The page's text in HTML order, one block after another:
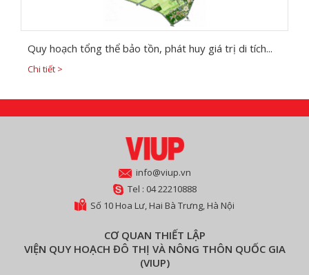
Quy hoạch tổng thể bảo tồn, phát huy giá trị di tích...
Chi tiết >
info@viup.vn
Tel : 04 22210888
Số 10 Hoa Lư, Hai Bà Trưng, Hà Nội
CƠ QUAN THIẾT LẬP
VIỆN QUY HOẠCH ĐÔ THỊ VÀ NÔNG THÔN QUỐC GIA
(VIUP)